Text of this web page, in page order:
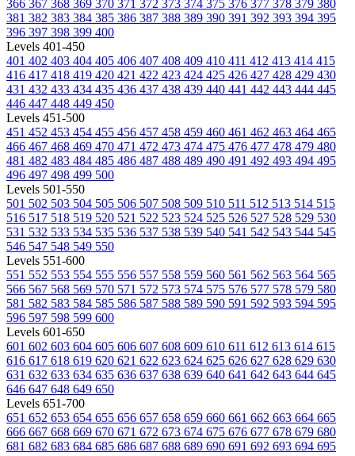
366 367 368 369 370 371 372 373 374 375 376 377 378 379 380
381 382 383 384 385 386 387 388 389 390 391 392 393 394 395
396 397 398 399 400
Levels 401-450
401 402 403 404 405 406 407 408 409 410 411 412 413 414 415
416 417 418 419 420 421 422 423 424 425 426 427 428 429 430
431 432 433 434 435 436 437 438 439 440 441 442 443 444 445
446 447 448 449 450
Levels 451-500
451 452 453 454 455 456 457 458 459 460 461 462 463 464 465
466 467 468 469 470 471 472 473 474 475 476 477 478 479 480
481 482 483 484 485 486 487 488 489 490 491 492 493 494 495
496 497 498 499 500
Levels 501-550
501 502 503 504 505 506 507 508 509 510 511 512 513 514 515
516 517 518 519 520 521 522 523 524 525 526 527 528 529 530
531 532 533 534 535 536 537 538 539 540 541 542 543 544 545
546 547 548 549 550
Levels 551-600
551 552 553 554 555 556 557 558 559 560 561 562 563 564 565
566 567 568 569 570 571 572 573 574 575 576 577 578 579 580
581 582 583 584 585 586 587 588 589 590 591 592 593 594 595
596 597 598 599 600
Levels 601-650
601 602 603 604 605 606 607 608 609 610 611 612 613 614 615
616 617 618 619 620 621 622 623 624 625 626 627 628 629 630
631 632 633 634 635 636 637 638 639 640 641 642 643 644 645
646 647 648 649 650
Levels 651-700
651 652 653 654 655 656 657 658 659 660 661 662 663 664 665
666 667 668 669 670 671 672 673 674 675 676 677 678 679 680
681 682 683 684 685 686 687 688 689 690 691 692 693 694 695